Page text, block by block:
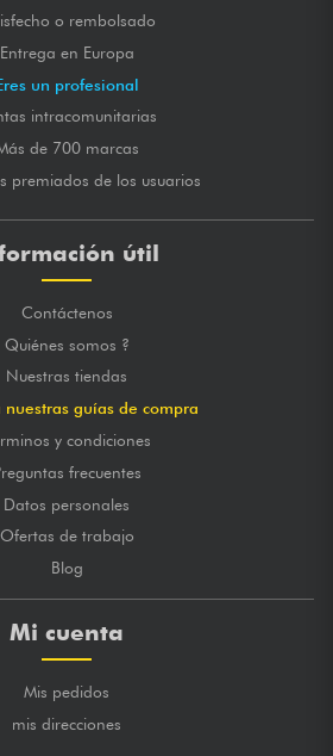
o rembolsado
Entrega en Europa
un profesional
intracomunitarias
de 700 marcas
premiados de los usuarios
útil
Contáctenos
Quiénes somos ?
Nuestras tiendas
nuestras guías de compra
y condiciones
frecuentes
Datos personales
Ofertas de trabajo
Blog
Mi cuenta
Mis pedidos
mis direcciones